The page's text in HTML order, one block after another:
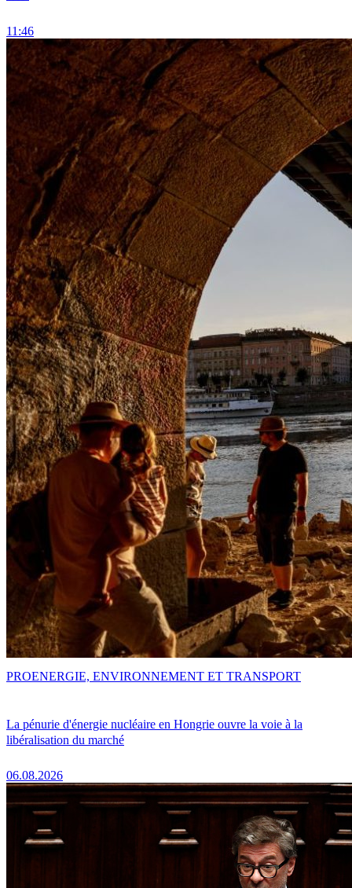
11:46
La pénurie d'énergie nucléaire en Hongrie ouvre la voie à la
libéralisation du marché
06.08.2026
PROENERGIE, ENVIRONNEMENT ET TRANSPORT